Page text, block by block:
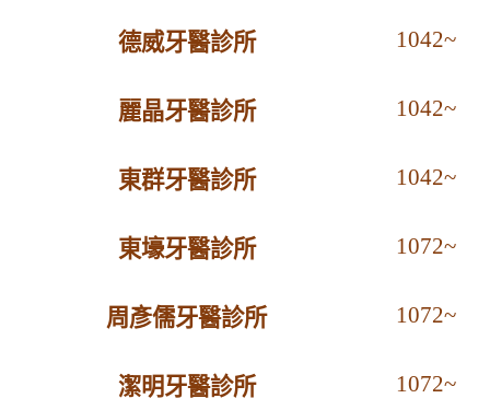
德威牙醫診所 1042~
麗晶牙醫診所 1042~
東群牙醫診所 1042~
東壕牙醫診所 1072~
周彥儒牙醫診所 1072~
潔明牙醫診所 1072~